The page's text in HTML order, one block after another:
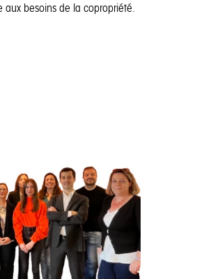
besoins de la copropriété.